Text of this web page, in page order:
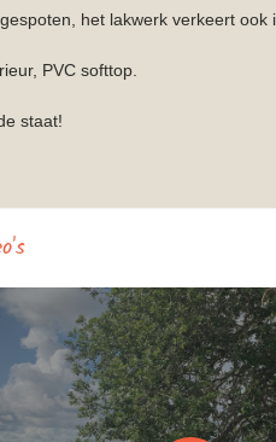
het lakwerk verkeert ook
PVC softtop.
staat!